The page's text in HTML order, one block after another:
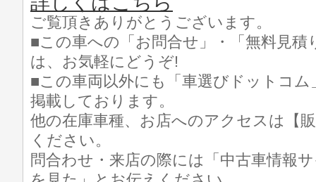
ご覧頂きありがとうございます。
■この車への「お問合せ」・「無料見積
は、お気軽にどうぞ!
■この車両以外にも「車選びドットコ
掲載しております。
他の在庫車種、お店へのアクセスは【
ください。
問合わせ・来店の際には「中古車情報